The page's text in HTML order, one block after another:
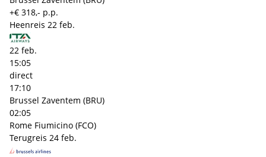
+€ 318,- p.p.
Heenreis 22 feb.
22 feb.
15:05
direct
17:10
Brussel Zaventem (BRU)
02:05
Rome Fiumicino (FCO)
Terugreis 24 feb.